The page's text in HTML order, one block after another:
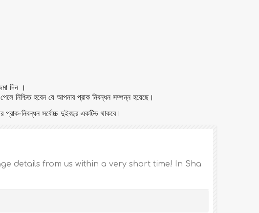
দিন ।
নিশ্চিত হবেন যে আপনার প্রাক নিবন্ধন সম্পন্ন হয়েছে।
নিবন্ধন সর্বোচ্চ দুইবছর একটিভ থাকবে।
details from us within a very short time! In Sha